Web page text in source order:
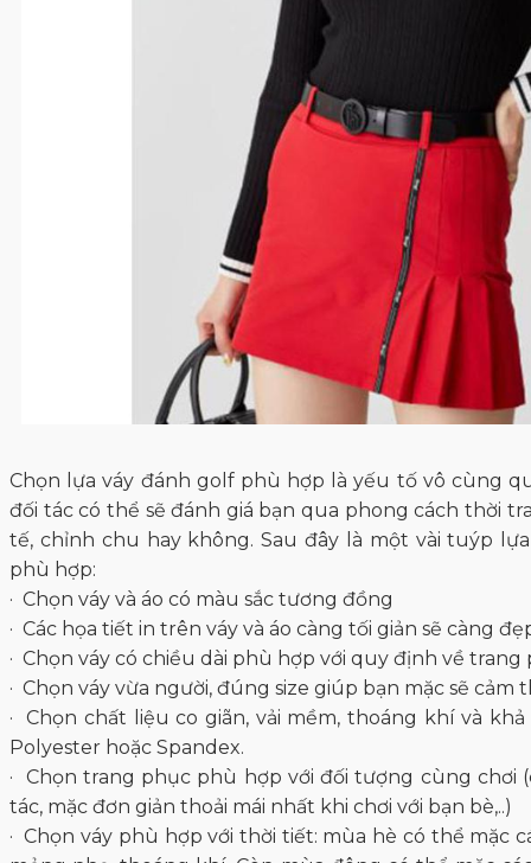
Chọn lựa váy đánh golf phù hợp là yếu tố vô cùng
đối tác có thể sẽ đánh giá bạn qua phong cách thời
tế, chỉnh chu hay không. Sau đây là một vài tuýp
phù hợp:
· Chọn váy và áo có màu sắc tương đồng
· Các họa tiết in trên váy và áo càng tối giản sẽ càng
· Chọn váy có chiều dài phù hợp với quy định về
· Chọn váy vừa người, đúng size giúp bạn mặc sẽ cảm
· Chọn chất liệu co giãn, vải mềm, thoáng khí và
Polyester hoặc Spandex.
· Chọn trang phục phù hợp với đối tượng cùng chơi
tác, mặc đơn giản thoải mái nhất khi chơi với bạn bè,..)
· Chọn váy phù hợp với thời tiết: mùa hè có thể mặc